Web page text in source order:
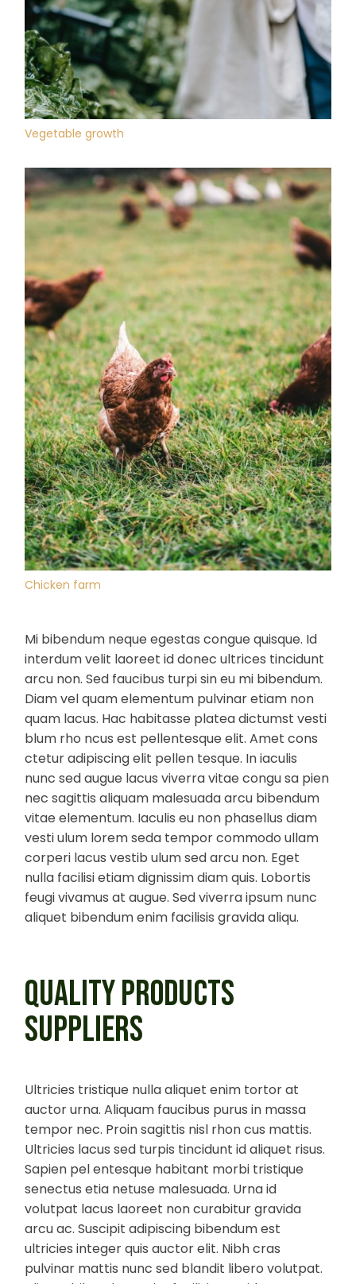
Vegetable growth
Chicken farm
Mi bibendum neque egestas congue quisque. Id
interdum velit laoreet id donec ultrices tincidunt
arcu non. Sed faucibus turpi sin eu mi bibendum.
Diam vel quam elementum pulvinar etiam non
quam lacus. Hac habitasse platea dictumst vesti
blum rho ncus est pellentesque elit. Amet cons
ctetur adipiscing elit pellen tesque. In iaculis
nunc sed augue lacus viverra vitae congu sa pien
nec sagittis aliquam malesuada arcu bibendum
vitae elementum. Iaculis eu non phasellus diam
vesti ulum lorem seda tempor commodo ullam
corperi lacus vestib ulum sed arcu non. Eget
nulla facilisi etiam dignissim diam quis. Lobortis
feugi vivamus at augue. Sed viverra ipsum nunc
aliquet bibendum enim facilisis gravida aliqu.
QUALITY PRODUCTS
SUPPLIERS
Ultricies tristique nulla aliquet enim tortor at
auctor urna. Aliquam faucibus purus in massa
tempor nec. Proin sagittis nisl rhon cus mattis.
Ultricies lacus sed turpis tincidunt id aliquet risus.
Sapien pel entesque habitant morbi tristique
senectus etia netuse malesuada. Urna id
volutpat lacus laoreet non curabitur gravida
arcu ac. Suscipit adipiscing bibendum est
ultricies integer quis auctor elit. Nibh cras
pulvinar mattis nunc sed blandit libero volutpat.